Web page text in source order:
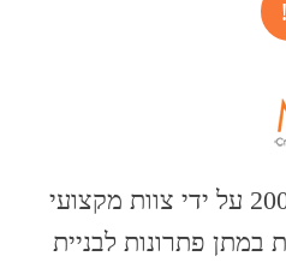
ממויז'ן הוקמה בשנת 2008 על ידי צוות מקצועי
במתן פתרונות לבניית